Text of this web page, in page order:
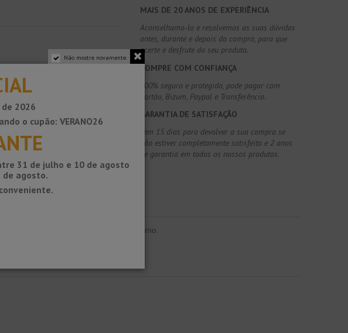
MAIS DE 20 ANOS DE EXPERIÊNCIA
Aconselhamo-lo e resolvemos as suas dúvidas
antes, durante e depois da compra, para que
acerte e desfrute do seu produto.
COMPRE COM CONFIANÇA
100% seguro e protegido, pode pagar com
Cartão, Bizum, Paypal e Transferência.
GARANTIA DE SATISFAÇÃO
Tem 15 dias para devolver a sua compra se
não estiver completamente satisfeito e 2 anos
de garantia em todos os nossos produtos.
cabos de design elegante e moderno.
Não mostre novamente.
2026
o cupão: VERANO26
31 de julho e 10 de agosto
de agosto.